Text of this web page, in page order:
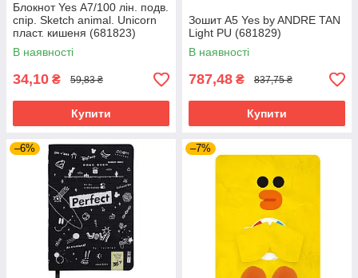
Блокнот Yes А7/100 лін. подв.
спір. Sketch animal. Unicorn
пласт. кишеня (681823)
В наявності
34,10 ₴ 59,83 ₴
Купити
Зошит А5 Yes by ANDRE TAN
Light PU (681829)
В наявності
787,48 ₴ 837,75 ₴
Купити
–6% –7%